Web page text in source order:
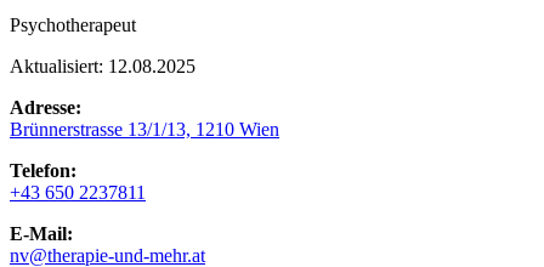
Psychotherapeut
Aktualisiert: 12.08.2025
Adresse:
Brünnerstrasse 13/1/13, 1210 Wien
Telefon:
+43 650 2237811
E-Mail:
nv@therapie-und-mehr.at